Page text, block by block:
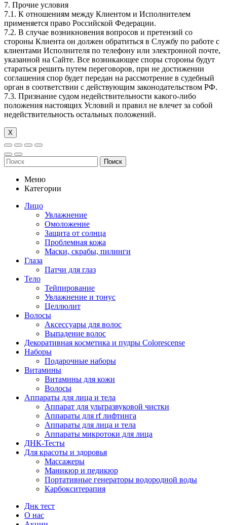
7. Прочие условия
7.1. К отношениям между Клиентом и Исполнителем
применяется право Российской Федерации.
7.2. В случае возникновения вопросов и претензий со
стороны Клиента он должен обратиться в Службу по работе с
клиентами Исполнителя по телефону или электронной почте,
указанной на Сайте. Все возникающее споры стороны будут
стараться решить путем переговоров, при не достижении
соглашения спор будет передан на рассмотрение в судебный
орган в соответствии с действующим законодательством РФ.
7.3. Признание судом недействительности какого-либо
положения настоящих Условий и правил не влечет за собой
недействительность остальных положений.
Х
Поиск
Меню
Категории
Лицо
Увлажнение
Омоложение
Защита от солнца
Проблемная кожа
Маски, скрабы, пилинги
Глаза
Патчи для глаз
Тело
Тейпирование
Увлажнение и тонус
Целлюлит
Волосы
Аксессуары для волос
Выпадение волос
Декоративная косметика и пудры Colorescense
Наборы
Подарочные наборы
Витамины
Витамины для кожи
Волосы
Аппараты для лица и тела
Аппарат для ультразвуковой чистки
Аппараты для rf лифтинга
Аппараты для лица и тела
Аппараты микротоки для лица
ДНК-Тесты
Для красоты и здоровья
Массажеры
Маникюр и педикюр
Портативные генераторы водородной воды
Карбокситерапия
Днк тест
О нас